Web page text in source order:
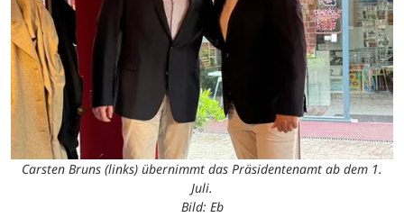
Carsten Bruns (links) übernimmt das Präsidentenamt ab dem 1.
Juli.
Bild: Eb